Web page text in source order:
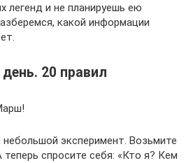
легенд и не планируешь ею
какой информации
20 правил
эксперимент. Возьмите
теперь спросите себя: «Кто я? Кем